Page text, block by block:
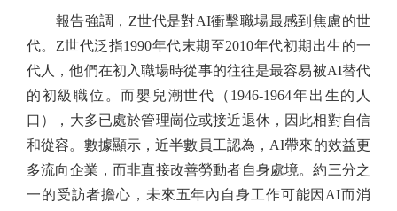
報告強調，Z世代是對AI衝擊職場最感到焦慮的世
代。Z世代泛指1990年代末期至2010年代初期出生的一
代人，他們在初入職場時從事的往往是最容易被AI替代
的初級職位。而嬰兒潮世代（1946-1964年出生的人
口），大多已處於管理崗位或接近退休，因此相對自信
和從容。數據顯示，近半數員工認為，AI帶來的效益更
多流向企業，而非直接改善勞動者自身處境。約三分之
一的受訪者擔心，未來五年內自身工作可能因AI而消